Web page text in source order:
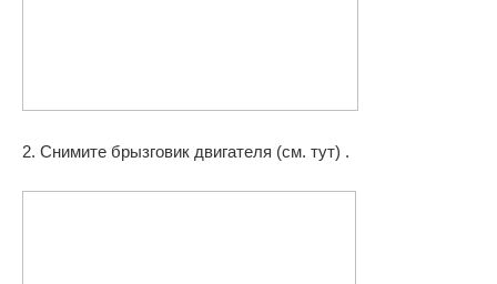
2. Снимите брызговик двигателя (см. тут) .